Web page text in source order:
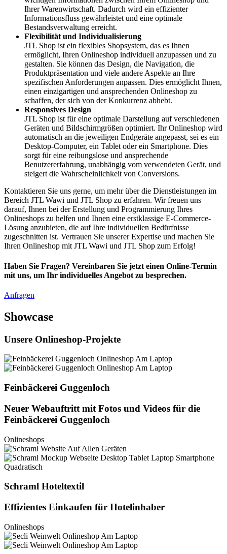
Ihrer Warenwirtschaft. Dadurch wird ein effizienter
Informationsfluss gewährleistet und eine optimale
Bestandsverwaltung erreicht.
Flexibilität und Individualisierung
JTL Shop ist ein flexibles Shopsystem, das es Ihnen
ermöglicht, Ihren Onlineshop individuell anzupassen und zu
gestalten. Sie können das Design, die Navigation, die
Produktpräsentation und viele andere Aspekte an Ihre
spezifischen Anforderungen anpassen. Dies ermöglicht Ihnen,
einen einzigartigen und ansprechenden Onlineshop zu
schaffen, der sich von der Konkurrenz abhebt.
Responsives Design
JTL Shop ist für eine optimale Darstellung auf verschiedenen
Geräten und Bildschirmgrößen optimiert. Ihr Onlineshop wird
automatisch an die jeweiligen Endgeräte angepasst, sei es ein
Desktop-Computer, ein Tablet oder ein Smartphone. Dies
sorgt für eine reibungslose und ansprechende
Benutzererfahrung, unabhängig vom verwendeten Gerät, und
steigert die Wahrscheinlichkeit von Conversions.
Kontaktieren Sie uns gerne, um mehr über die Dienstleistungen im
Bereich JTL Wawi und JTL Shop zu erfahren. Wir freuen uns
darauf, Ihnen bei der Erstellung und Programmierung Ihres
Onlineshops zu helfen und Ihnen eine erstklassige E-Commerce-
Lösung anzubieten, die auf Ihre individuellen Bedürfnisse
zugeschnitten ist. Vertrauen Sie unserer Expertise und machen Sie
Ihren Onlineshop mit JTL Wawi und JTL Shop zum Erfolg!
Haben Sie Fragen? Vereinbaren Sie jetzt einen Online-Termin
mit uns, um Ihr individuelles Angebot zu besprechen.
Anfragen
Showcase
Unsere Onlineshop-Projekte
Feinbäckerei Guggenloch
Neuer Webauftritt mit Fotos und Videos für die
Feinbäckerei Guggenloch
Onlineshops
Schraml Hoteltextil
Effizientes Einkaufen für Hotelinhaber
Onlineshops